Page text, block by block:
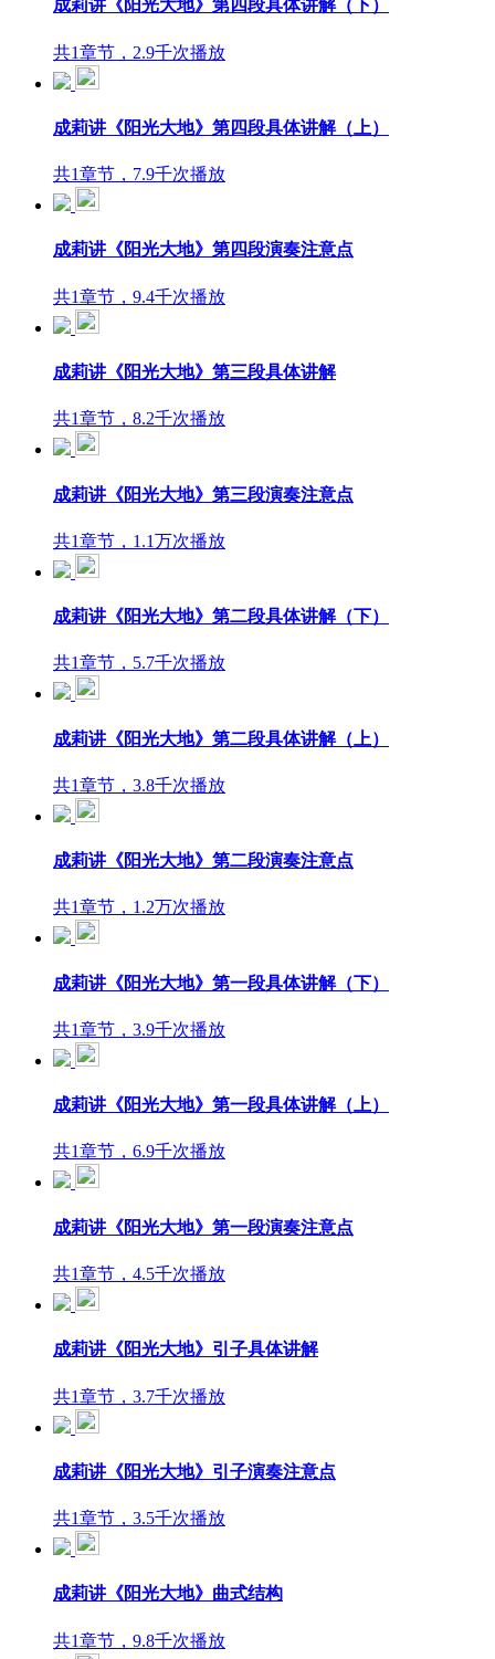
成莉讲《阳光大地》第四段具体讲解（下）
共1章节，2.9千次播放
成莉讲《阳光大地》第四段具体讲解（上）
共1章节，7.9千次播放
成莉讲《阳光大地》第四段演奏注意点
共1章节，9.4千次播放
成莉讲《阳光大地》第三段具体讲解
共1章节，8.2千次播放
成莉讲《阳光大地》第三段演奏注意点
共1章节，1.1万次播放
成莉讲《阳光大地》第二段具体讲解（下）
共1章节，5.7千次播放
成莉讲《阳光大地》第二段具体讲解（上）
共1章节，3.8千次播放
成莉讲《阳光大地》第二段演奏注意点
共1章节，1.2万次播放
成莉讲《阳光大地》第一段具体讲解（下）
共1章节，3.9千次播放
成莉讲《阳光大地》第一段具体讲解（上）
共1章节，6.9千次播放
成莉讲《阳光大地》第一段演奏注意点
共1章节，4.5千次播放
成莉讲《阳光大地》引子具体讲解
共1章节，3.7千次播放
成莉讲《阳光大地》引子演奏注意点
共1章节，3.5千次播放
成莉讲《阳光大地》曲式结构
共1章节，9.8千次播放